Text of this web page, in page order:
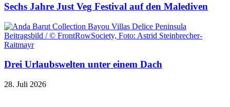
Sechs Jahre Just Veg Festival auf den Malediven
Drei Urlaubswelten unter einem Dach
28. Juli 2026